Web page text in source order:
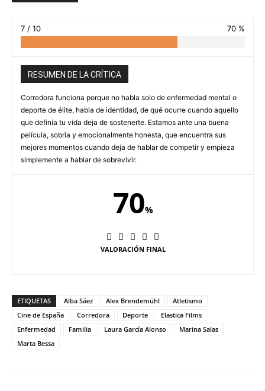
7 / 10 70 %
RESUMEN DE LA CRÍTICA
Corredora funciona porque no habla solo de enfermedad mental o
deporte de élite, habla de identidad, de qué ocurre cuando aquello
que definía tu vida deja de sostenerte. Estamos ante una buena
película, sobria y emocionalmente honesta, que encuentra sus
mejores momentos cuando deja de hablar de competir y empieza
simplemente a hablar de sobrevivir.
70%
VALORACIÓN FINAL
ETIQUETAS Alba Sáez Alex Brendemühl
Atletismo
Cine de España
Corredora Deporte
Elastica Films
Enfermedad
Familia Laura García Alonso
Marina Salas
Marta Bessa